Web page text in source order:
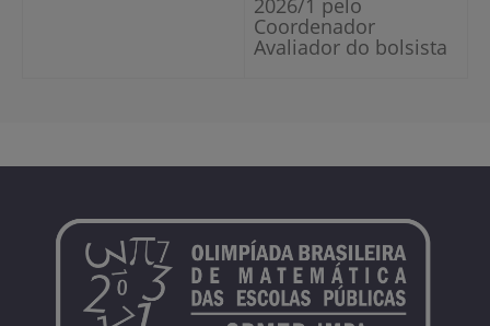
2026/1 pelo
Coordenador
Avaliador do bolsista